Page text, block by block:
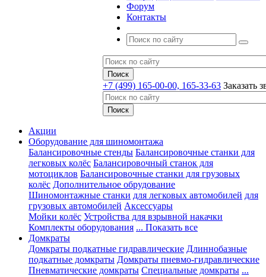
Форум
Контакты
+7 (499) 165-00-00, 165-33-63 Заказать
Акции
Оборудование для шиномонтажа
Балансировочные стенды Балансировочные станки для
легковых колёс Балансировочный станок для
мотоциклов Балансировочные станки для грузовых
колёс Дополнительное обрудование
Шиномонтажные станки для легковых автомобилей для
грузовых автомобилей Аксессуары
Мойки колёс Устройства для взрывной накачки
Комплекты оборудования ... Показать все
Домкраты
Домкраты подкатные гидравлические Длиннобазные
подкатные домкраты Домкраты пневмо-гидравлические
Пневматические домкраты Специальные домкраты ...